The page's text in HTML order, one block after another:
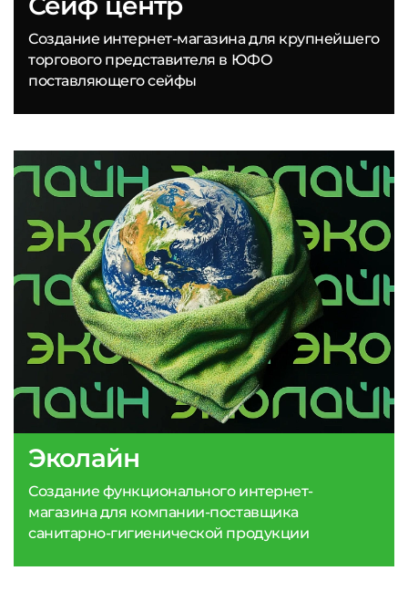
Эколайн
Создание функционального интернет-
магазина для компании-поставщика
санитарно-гигиенической продукции
Создание интернет-магазина для крупнейшего
торгового представителя в ЮФО
поставляющего сейфы